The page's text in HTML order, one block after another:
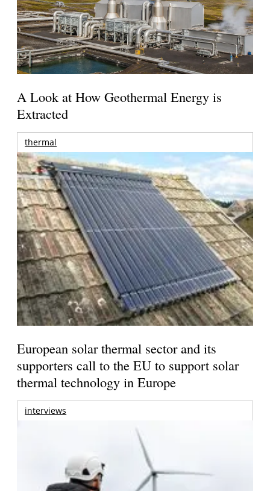
A Look at How Geothermal Energy is
Extracted
thermal
European solar thermal sector and its
supporters call to the EU to support solar
thermal technology in Europe
interviews